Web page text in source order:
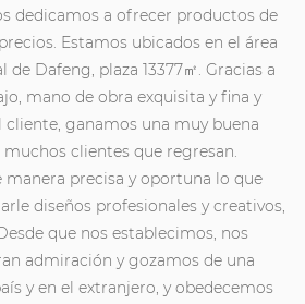
dedicamos a ofrecer productos de
Estamos ubicados en el área
Dafeng, plaza 13377㎡. Gracias a
mano de obra exquisita y fina y
ganamos una muy buena
clientes que regresan.
manera precisa y oportuna lo que
diseños profesionales y creativos,
que nos establecimos, nos
admiración y gozamos de una
y en el extranjero, y obedecemos